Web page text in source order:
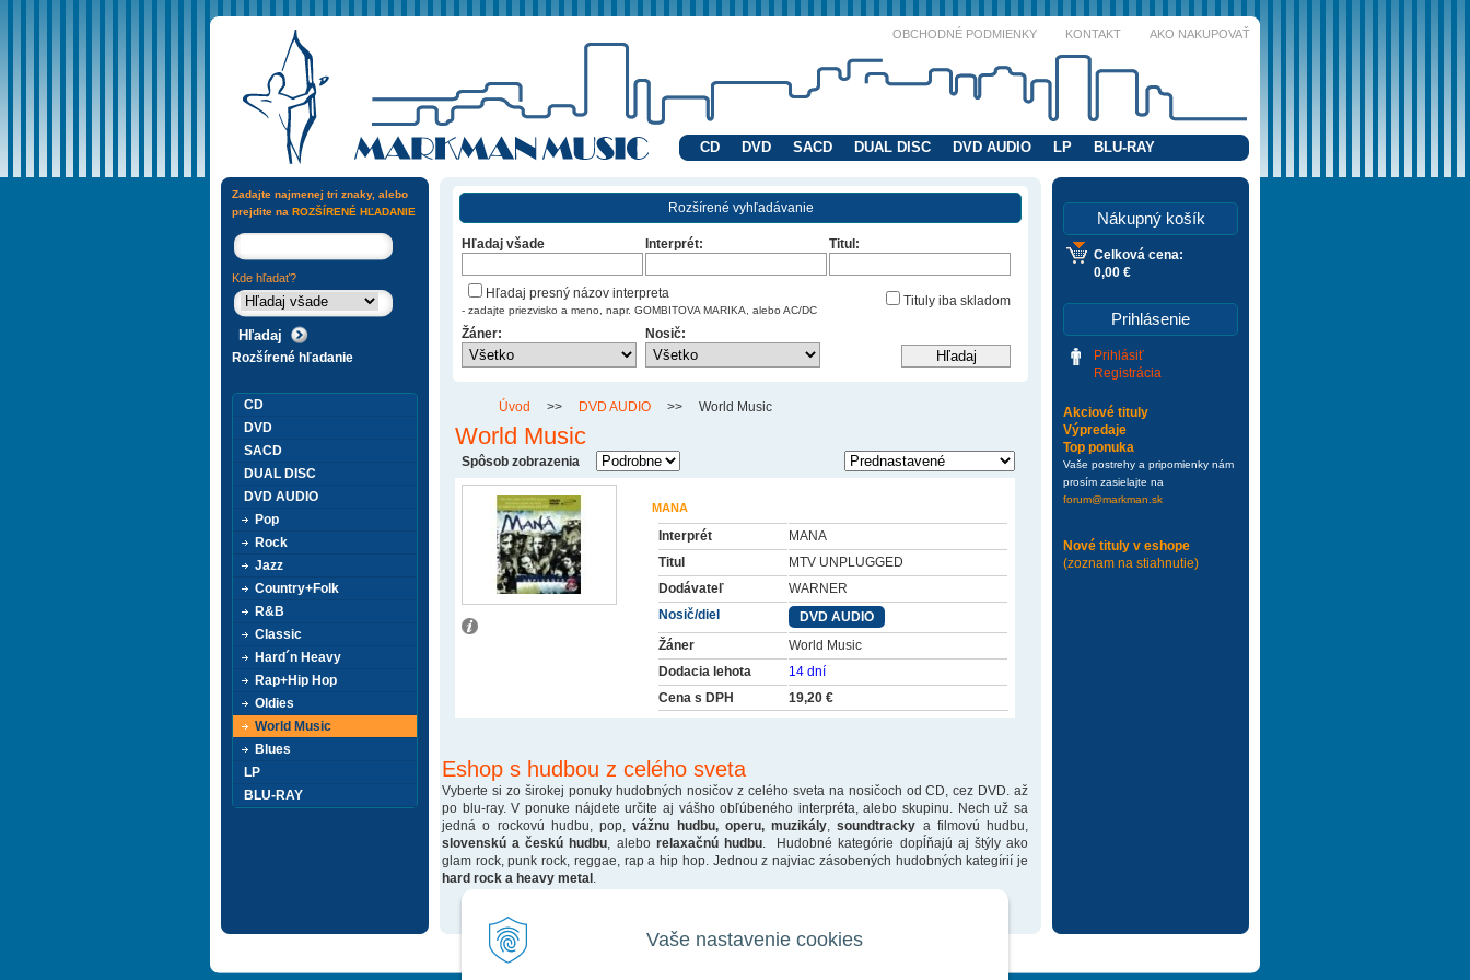
Vaše nastavenie cookies
OBCHODNÉ PODMIENKY KONTAKT AKO NAKUPOVAŤ
CD DVD SACD DUAL DISC DVD AUDIO LP BLU-RAY
Rozšírené vyhľadávanie
Hľadaj všade Interprét: Titul:
Hľadaj presný názov interpreta
- zadajte priezvisko a meno, napr. GOMBITOVA MARIKA, alebo AC/DC
Tituly iba skladom
Žáner: Nosič:
Úvod >> DVD AUDIO >> World Music
World Music
Spôsob zobrazenia
MANA
Interprét
MANA
Titul
MTV UNPLUGGED
Dodávateľ
WARNER
Nosič/diel
DVD AUDIO
Žáner
World Music
Dodacia lehota
14 dní
Cena s DPH
19,20 €
Eshop s hudbou z celého sveta
Vyberte si zo širokej ponuky hudobných nosičov z celého sveta na nosičoch od CD, cez DVD. až
po blu-ray. V ponuke nájdete určite aj vášho obľúbeného interpréta, alebo skupinu. Nech už sa
jedná o rockovú hudbu, pop,vážnu hudbu, operu, muzikály ,soundtracky a filmovú hudbu,
slovenskú a českú hudbu , alebo relaxačnú hudbu. Hudobné kategórie dopĺňajú aj štýly ako
glam rock, punk rock, reggae, rap a hip hop. Jednou z najviac zásobených hudobných kategírií je
hard rock a heavy metal
Nákupný košík
Celková cena:
0,00 €
Prihlásenie
Prihlásiť
Registrácia
Akciové tituly
Výpredaje
Top ponuka
Vaše postrehy a pripomienky nám
prosím zasielajte na
forum@markman.sk
Nové tituly v eshope
(zoznam na stiahnutie)
Zadajte najmenej tri znaky, alebo
prejdite na ROZŠÍRENÉ HĽADANIE
Kde hľadať?
Rozšírené hľadanie
CD
DVD
SACD
DUAL DISC
DVD AUDIO
Pop
Rock
Jazz
Country+Folk
R&B
Classic
Hard´n Heavy
Rap+Hip Hop
Oldies
World Music
Blues
LP
BLU-RAY
© Copyright 2007 Markman Music •